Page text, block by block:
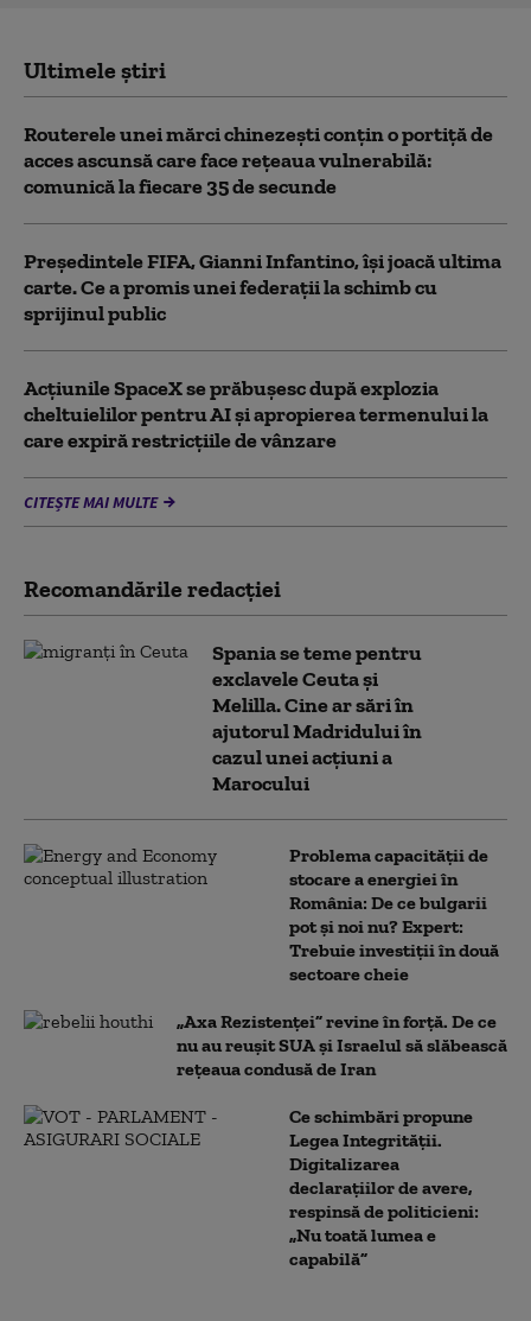
Ultimele știri
Routerele unei mărci chinezești conțin o portiță de
acces ascunsă care face rețeaua vulnerabilă:
comunică la fiecare 35 de secunde
Președintele FIFA, Gianni Infantino, îşi joacă ultima
carte. Ce a promis unei federații la schimb cu
sprijinul public
Acţiunile SpaceX se prăbuşesc după explozia
cheltuielilor pentru AI şi apropierea termenului la
care expiră restricţiile de vânzare
CITEȘTE MAI MULTE
Recomandările redacţiei
Spania se teme pentru
exclavele Ceuta și
Melilla. Cine ar sări în
ajutorul Madridului în
cazul unei acțiuni a
Marocului
Problema capacității de
stocare a energiei în
România: De ce bulgarii
pot și noi nu? Expert:
Trebuie investiții în două
sectoare cheie
„Axa Rezistenței” revine în forță. De ce
nu au reușit SUA și Israelul să slăbească
rețeaua condusă de Iran
Ce schimbări propune
Legea Integrității.
Digitalizarea
declarațiilor de avere,
respinsă de politicieni:
„Nu toată lumea e
capabilă”